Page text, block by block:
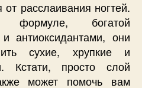
расслаивания ногтей.
формуле, богатой
антиоксидантами, они
сухие, хрупкие и
Кстати, просто слой
может помочь вам